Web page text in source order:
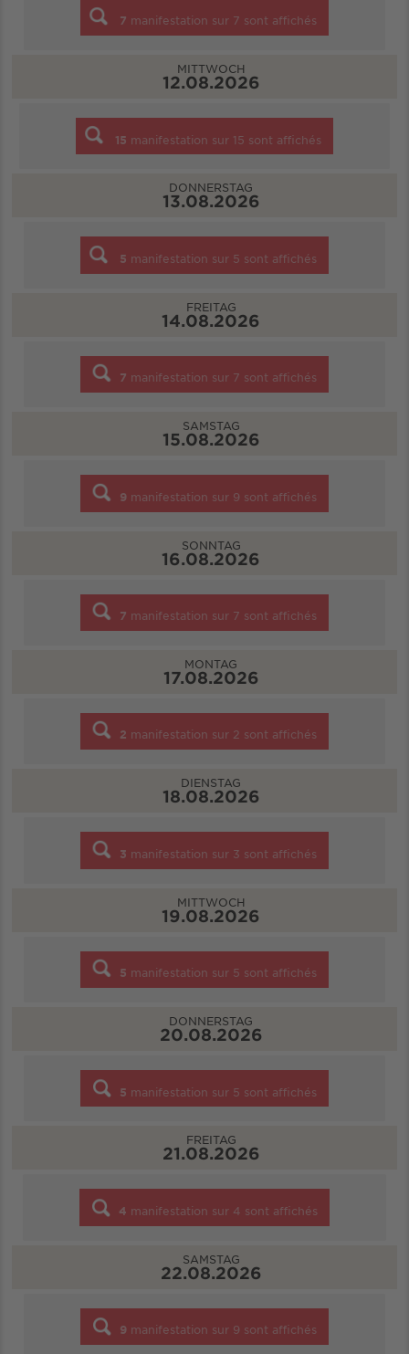
7 manifestation sur 7 sont affichés
MITTWOCH
12.08.2026
15 manifestation sur 15 sont affichés
DONNERSTAG
13.08.2026
5 manifestation sur 5 sont affichés
FREITAG
14.08.2026
7 manifestation sur 7 sont affichés
SAMSTAG
15.08.2026
9 manifestation sur 9 sont affichés
SONNTAG
16.08.2026
7 manifestation sur 7 sont affichés
MONTAG
17.08.2026
2 manifestation sur 2 sont affichés
DIENSTAG
18.08.2026
3 manifestation sur 3 sont affichés
MITTWOCH
19.08.2026
5 manifestation sur 5 sont affichés
DONNERSTAG
20.08.2026
5 manifestation sur 5 sont affichés
FREITAG
21.08.2026
4 manifestation sur 4 sont affichés
SAMSTAG
22.08.2026
9 manifestation sur 9 sont affichés